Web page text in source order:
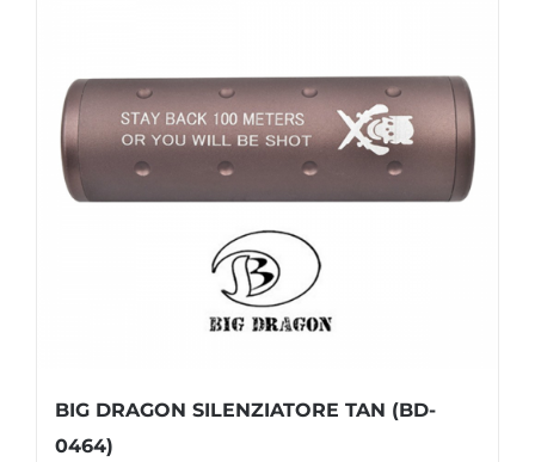
BIG DRAGON SILENZIATORE TAN (BD-
0464)